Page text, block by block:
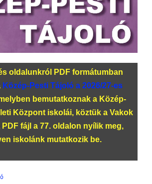
oldalunkról PDF formátumban
Közép-Pesti Tájoló a 2026/27-es
bemutatkoznak a Közép-
Központ iskolái, köztük a Vakok
PDF fájl a 77. oldalon nyílik meg,
iskolánk mutatkozik be.